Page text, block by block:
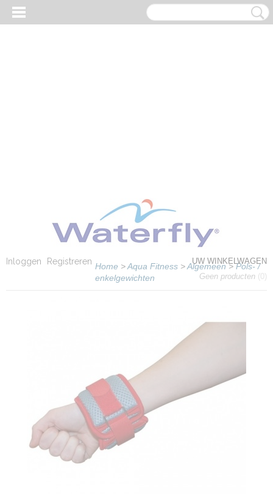
Inloggen Registreren
UW WINKELWAGEN
Geen producten (0)
Home >Aqua Fitness >Algemeen>Pols- /
enkelgewichten